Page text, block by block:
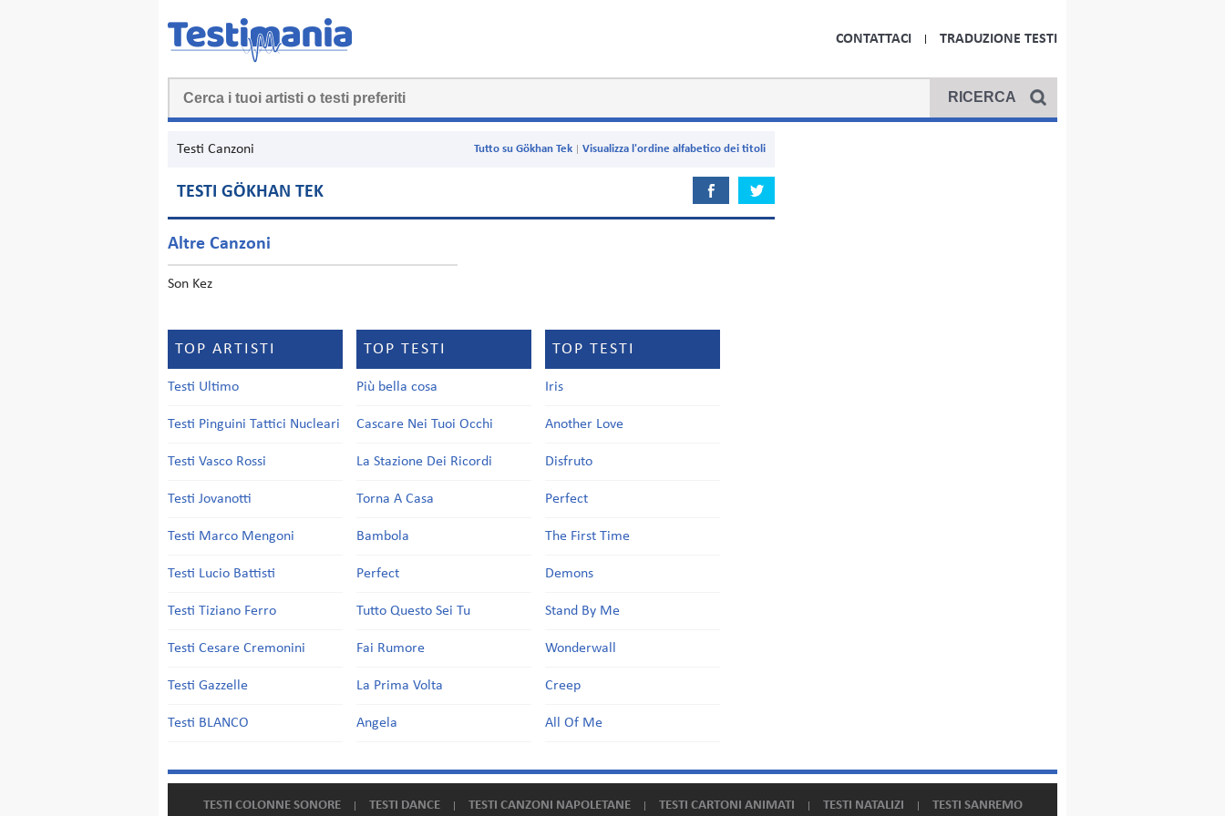
CONTATTACI TRADUZIONE TESTI
Testi Canzoni Visualizza l'ordine alfabetico dei titoli
Tutto su Gökhan Tek
TESTI GÖKHAN TEK
Altre Canzoni
Son Kez
TOP ARTISTI
Testi Ultimo
Testi Pinguini Tattici Nucleari
Testi Vasco Rossi
Testi Jovanotti
Testi Marco Mengoni
Testi Lucio Battisti
Testi Tiziano Ferro
Testi Cesare Cremonini
Testi Gazzelle
Testi BLANCO
TOP TESTI
Più bella cosa
Cascare Nei Tuoi Occhi
La Stazione Dei Ricordi
Torna A Casa
Bambola
Perfect
Tutto Questo Sei Tu
Fai Rumore
La Prima Volta
Angela
TOP TESTI
Iris
Another Love
Disfruto
Perfect
The First Time
Demons
Stand By Me
Wonderwall
Creep
All Of Me
TESTI COLONNE SONORE TESTI DANCE TESTI CANZONI NAPOLETANE TESTI CARTONI ANIMATI TESTI NATALIZI TESTI SANREMO